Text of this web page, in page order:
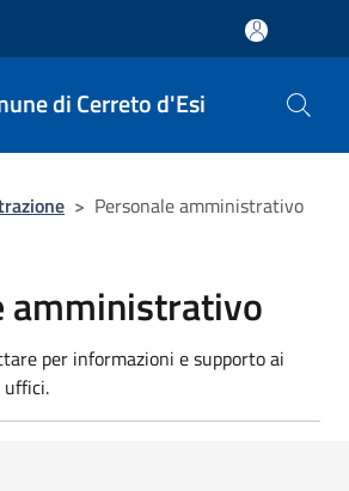
di Cerreto d'Esi
> Personale amministrativo
amministrativo
per informazioni e supporto ai
uffici.